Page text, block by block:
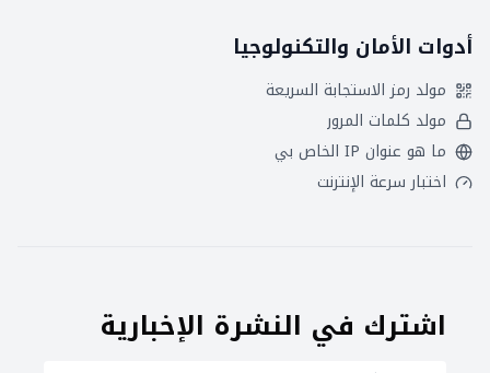
أدوات الأمان والتكنولوجيا
مولد رمز الاستجابة السريعة
مولد كلمات المرور
ما هو عنوان IP الخاص بي
اختبار سرعة الإنترنت
اشترك في النشرة الإخبارية